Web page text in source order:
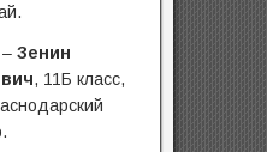
–Зенин
, 11Б класс,